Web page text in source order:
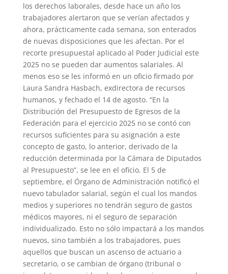
los derechos laborales, desde hace un año los
trabajadores alertaron que se verían afectados y
ahora, prácticamente cada semana, son enterados
de nuevas disposiciones que les afectan. Por el
recorte presupuestal aplicado al Poder Judicial este
2025 no se pueden dar aumentos salariales. Al
menos eso se les informó en un oficio firmado por
Laura Sandra Hasbach, exdirectora de recursos
humanos, y fechado el 14 de agosto. “En la
Distribución del Presupuesto de Egresos de la
Federación para el ejercicio 2025 no se contó con
recursos suficientes para su asignación a este
concepto de gasto, lo anterior, derivado de la
reducción determinada por la Cámara de Diputados
al Presupuesto”, se lee en el oficio. El 5 de
septiembre, el Órgano de Administración notificó el
nuevo tabulador salarial, según el cual los mandos
medios y superiores no tendrán seguro de gastos
médicos mayores, ni el seguro de separación
individualizado. Esto no sólo impactará a los mandos
nuevos, sino también a los trabajadores, pues
aquellos que buscan un ascenso de actuario a
secretario, o se cambian de órgano (tribunal o